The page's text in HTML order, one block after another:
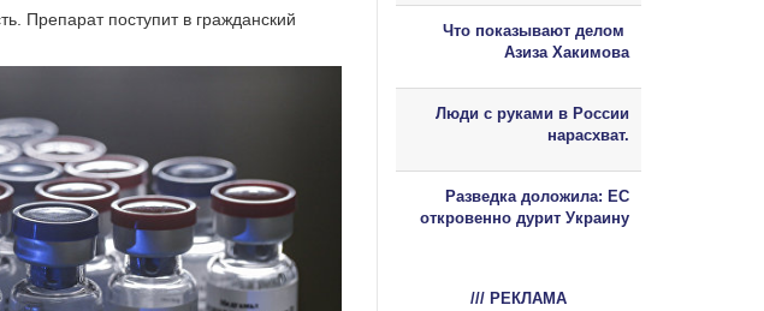
Препарат поступит в гражданский
Что показывают делом
Азиза Хакимова
Люди с руками в России
нарасхват.
Разведка доложила: ЕС
откровенно дурит Украину
/// РЕКЛАМА